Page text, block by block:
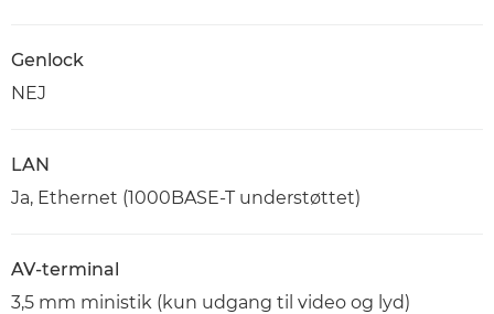
Genlock
NEJ
LAN
Ja, Ethernet (1000BASE-T understøttet)
AV-terminal
3,5 mm ministik (kun udgang til video og lyd)